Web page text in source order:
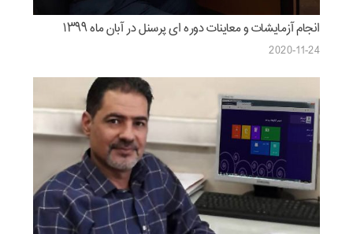
انجام آزمایشات و معاینات دوره ای پرسنل در آبان ماه ۱۳۹۹
2020-11-24